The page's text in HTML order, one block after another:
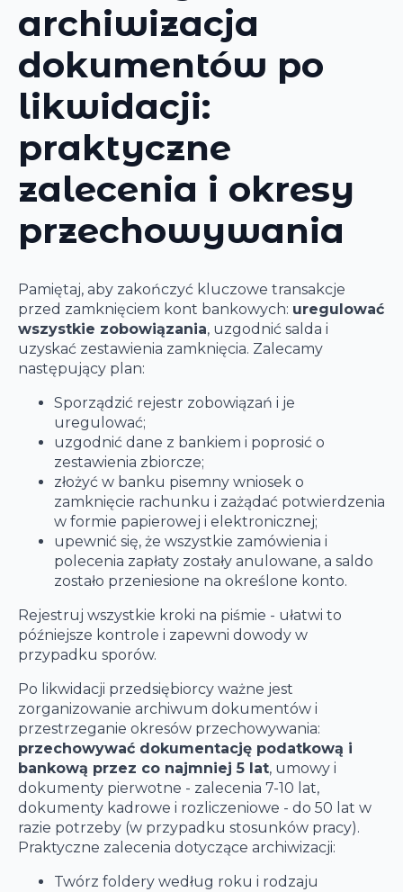
archiwizacja
dokumentów po
likwidacji:
praktyczne
zalecenia i okresy
przechowywania
Pamiętaj, aby zakończyć kluczowe transakcje
przed zamknięciem kont bankowych: uregulować
wszystkie zobowiązania, uzgodnić salda i
uzyskać zestawienia zamknięcia. Zalecamy
następujący plan:
Sporządzić rejestr zobowiązań i je
uregulować;
uzgodnić dane z bankiem i poprosić o
zestawienia zbiorcze;
złożyć w banku pisemny wniosek o
zamknięcie rachunku i zażądać potwierdzenia
w formie papierowej i elektronicznej;
upewnić się, że wszystkie zamówienia i
polecenia zapłaty zostały anulowane, a saldo
zostało przeniesione na określone konto.
Rejestruj wszystkie kroki na piśmie - ułatwi to
późniejsze kontrole i zapewni dowody w
przypadku sporów.
Po likwidacji przedsiębiorcy ważne jest
zorganizowanie archiwum dokumentów i
przestrzeganie okresów przechowywania:
przechowywać dokumentację podatkową i
bankową przez co najmniej 5 lat, umowy i
dokumenty pierwotne - zalecenia 7-10 lat,
dokumenty kadrowe i rozliczeniowe - do 50 lat w
razie potrzeby (w przypadku stosunków pracy).
Praktyczne zalecenia dotyczące archiwizacji:
Twórz foldery według roku i rodzaju